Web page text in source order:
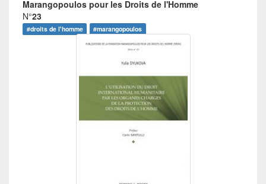
Marangopoulos pour les Droits de l'Homme
N°23
#droits de l'homme #marangopoulos